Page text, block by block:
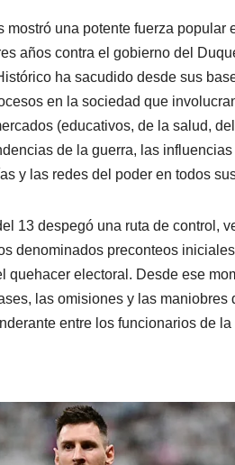
mostró una potente fuerza popular
años contra el gobierno del
ha sacudido desde sus
en la sociedad que
(educativos, de la salud,
de la guerra, las
y las redes del poder en todos
13 despegó una ruta de control,
denominados preconteos
quehacer electoral. Desde ese
las omisiones y las
entre los funcionarios de